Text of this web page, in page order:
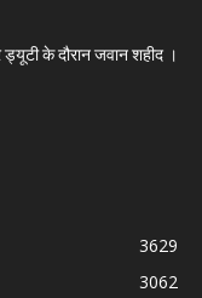
के दौरान जवान शहीद ।
3629
3062